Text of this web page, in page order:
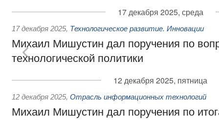
17 декабря 2025, среда
17 декабря 2025, Технологическое развитие. Инновации
Михаил Мишустин дал поручения по
технологической политики
12 декабря 2025, пятница
12 декабря 2025, Отрасль информационных технологий
Михаил Мишустин дал поручения по